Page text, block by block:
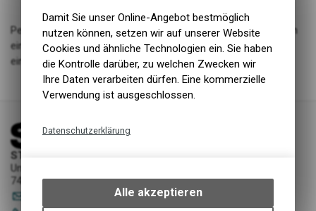
Perfekt für die kleinen Mode-Queens unter uns. Giorgia hat ein
einzigartiges Design und bietet gleichzeitig viel Wärme sowie
eine kuschelige Isolierung und ist wasserdicht.
STORY Sportwerkstatt - Thusis
Unterer Rosenbühl 7
7430 Thusis
story-thusis.ch
Damit Sie unser Online-Angebot bestmöglich
nutzen können, setzen wir auf unserer Website
Cookies und ähnliche Technologien ein. Sie haben
die Kontrolle darüber, zu welchen Zwecken wir
Ihre Daten verarbeiten dürfen. Eine kommerzielle
Verwendung ist ausgeschlossen.
Datenschutzerklärung
bestimmte Interaktionen und
Einstellungen auf Ihrem Gerät,
Alle akzeptieren